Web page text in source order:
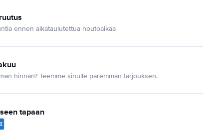
ennen aikataulutettua noutoaikaa
hinnan? Teemme sinulle paremman tarjouksen.
tapaan